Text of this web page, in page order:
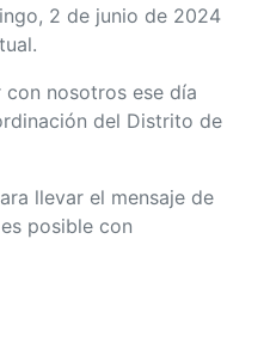
2 de junio de 2024
nosotros ese día
del Distrito de
llevar el mensaje de
posible con